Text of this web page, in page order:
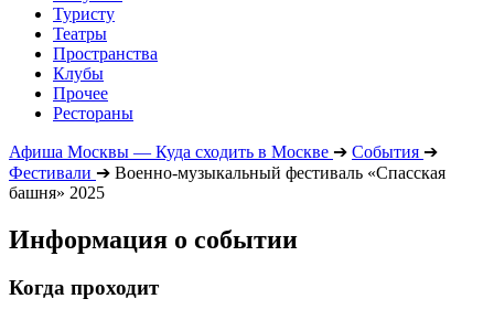
Туристу
Театры
Пространства
Клубы
Прочее
Рестораны
Афиша Москвы — Куда сходить в Москве ➔ События ➔
Фестивали ➔ Военно-музыкальный фестиваль «Спасская
башня» 2025
Информация о событии
Когда проходит